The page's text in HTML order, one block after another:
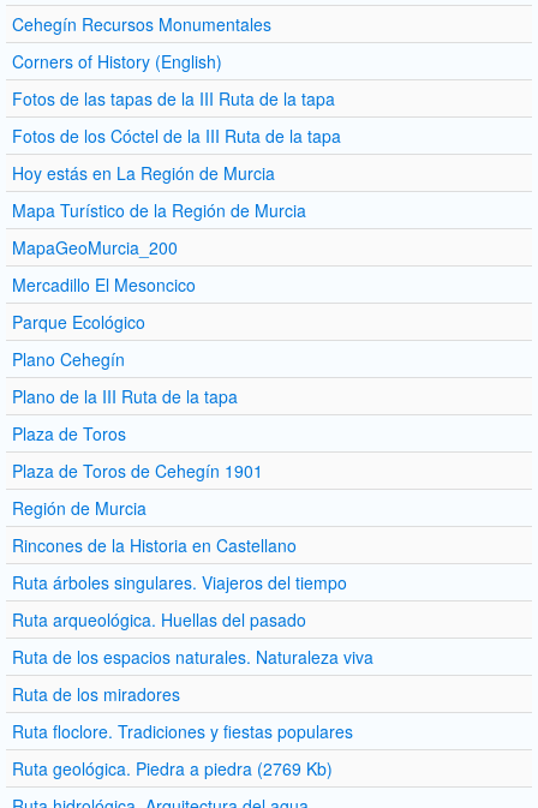
Cehegín Recursos Monumentales
Corners of History (English)
Fotos de las tapas de la III Ruta de la tapa
Fotos de los Cóctel de la III Ruta de la tapa
Hoy estás en La Región de Murcia
Mapa Turístico de la Región de Murcia
MapaGeoMurcia_200
Mercadillo El Mesoncico
Parque Ecológico
Plano Cehegín
Plano de la III Ruta de la tapa
Plaza de Toros
Plaza de Toros de Cehegín 1901
Región de Murcia
Rincones de la Historia en Castellano
Ruta árboles singulares. Viajeros del tiempo
Ruta arqueológica. Huellas del pasado
Ruta de los espacios naturales. Naturaleza viva
Ruta de los miradores
Ruta floclore. Tradiciones y fiestas populares
Ruta geológica. Piedra a piedra (2769 Kb)